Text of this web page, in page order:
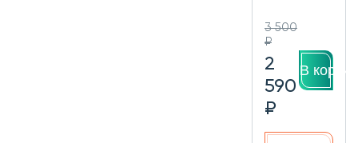
3 500
₽
2
590
₽
В